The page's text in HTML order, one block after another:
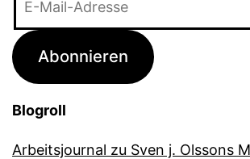
Adresse
Abonnieren
Blogroll
Arbeitsjournal zu Sven j. Olssons